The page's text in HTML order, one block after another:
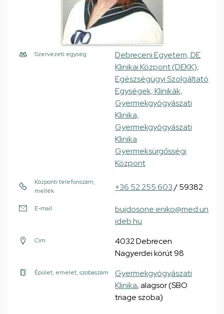
Szervezeti egység
Debreceni Egyetem, DE
Klinikai Központ (DEKK),
Egészségügyi Szolgáltató
Egységek, Klinikák,
Gyermekgyógyászati
Klinika,
Gyermekgyógyászati
Klinika
Gyermeksürgősségi
Központ
Központi telefonszám,
mellék
+36 52 255 603/ 59382
E-mail
bujdosone.eniko@med.un
ideb.hu
Cím
4032 Debrecen
Nagyerdei körút 98
Épület, emelet, szobaszám
Gyermekgyógyászati
Klinika, alagsor (SBO
triage szoba)